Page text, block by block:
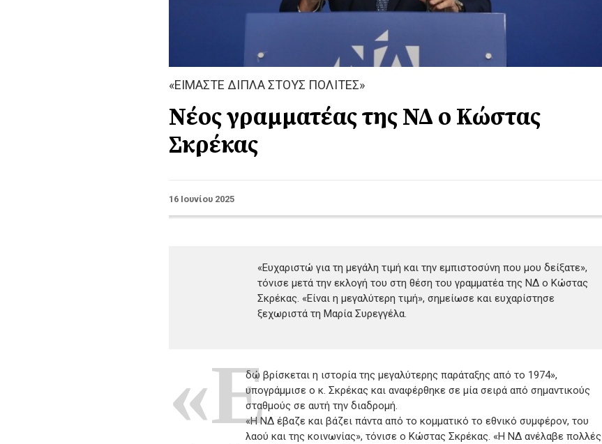
«ΕΙΜΑΣΤΕ ΔΙΠΛΑ ΣΤΟΥΣ ΠΟΛΙΤΕΣ»
Νέος γραμματέας της ΝΔ ο Κώστας
Σκρέκας
16 Ιουνίου 2025
«Ευχαριστώ για τη μεγάλη τιμή και την εμπιστοσύνη που μου δείξατε»,
τόνισε μετά την εκλογή του στη θέση του γραμματέα της ΝΔ ο Κώστας
Σκρέκας. «Είναι η μεγαλύτερη τιμή», σημείωσε και ευχαρίστησε
ξεχωριστά τη Μαρία Συρεγγέλα.
«Εδώ βρίσκεται η ιστορία της μεγαλύτερης παράταξης από το 1974»,
υπογράμμισε ο κ. Σκρέκας και αναφέρθηκε σε μία σειρά από σημαντικούς
σταθμούς σε αυτή την διαδρομή.
«Η ΝΔ έβαζε και βάζει πάντα από το κομματικό το εθνικό συμφέρον, του
λαού και της κοινωνίας», τόνισε ο Κώστας Σκρέκας. «Η ΝΔ ανέλαβε πολλές